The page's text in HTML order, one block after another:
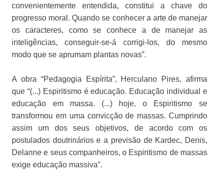
convenientemente entendida, constitui a chave do
progresso moral. Quando se conhecer a arte de manejar
os caracteres, como se conhece a de manejar as
inteligências, conseguir-se-á corrigi-los, do mesmo
modo que se aprumam plantas novas”.
A obra “Pedagogia Espírita”, Herculano Pires, afirma
que “(...) Espiritismo é educação. Educação individual e
educação em massa. (...) hoje, o Espiritismo se
transformou em uma convicção de massas. Cumprindo
assim um dos seus objetivos, de acordo com os
postulados doutrinários e a previsão de Kardec, Denis,
Delanne e seus companheiros, o Espiritismo de massas
exige educação massiva”.